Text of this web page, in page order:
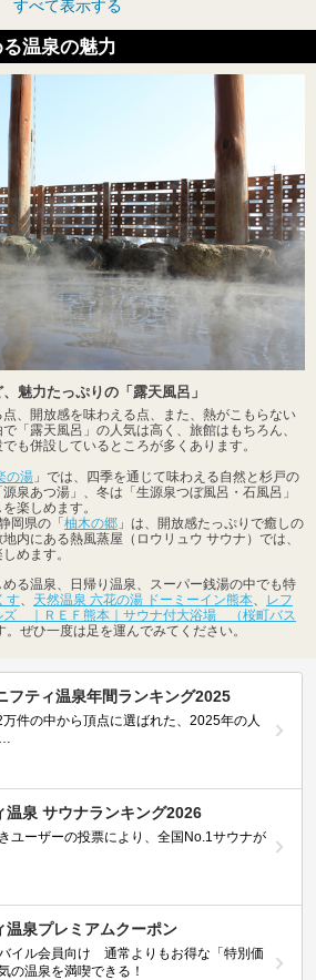
すべて表示する
温泉の魅力
魅力たっぷりの「露天風呂」
、開放感を味わえる点、また、熱がこもらない
「露天風呂」の人気は高く、旅館はもちろん、
も併設しているところが多くあります。
の湯 」では、四季を通じて味わえる自然と杉戸の
泉あつ湯」、冬は「生源泉つぼ風呂・石風呂」
楽しめます。
岡県の「 柚木の郷 」は、開放感たっぷりで癒しの
内にある熱風蒸屋（ロウリュウ サウナ）では、
めます。
る温泉、日帰り温泉、スーパー銭湯の中でも特
す、 天然温泉 六花の湯 ドーミーイン熊本、 レフ
｜ＲＥＦ熊本｜サウナ付大浴場 （桜町バス
。ぜひ一度は足を運んでみてください。
フティ温泉年間ランキング2025
件の中から頂点に選ばれた、2025年の人
温泉 サウナランキング2026
ユーザーの投票により、全国No.1サウナが
温泉プレミアムクーポン
イル会員向け 通常よりもお得な「特別価
の温泉を満喫できる！